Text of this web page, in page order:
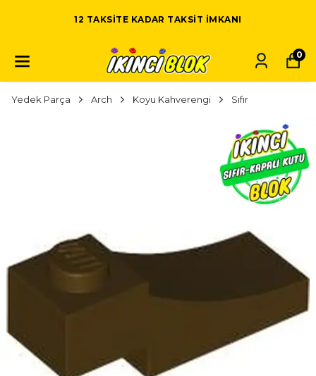
12 TAKSITE KADAR TAKSIT IMKANI
0
Yedek Parça Arch Koyu Kahverengi Sıfır